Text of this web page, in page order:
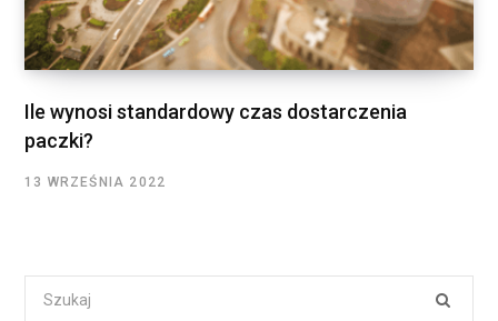
Ile wynosi standardowy czas dostarczenia
paczki?
13 WRZEŚNIA 2022